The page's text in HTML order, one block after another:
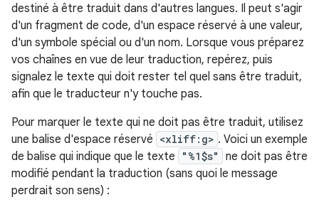
destiné à être traduit dans d'autres langues. Il peut s'agir
d'un fragment de code, d'un espace réservé à une valeur,
d'un symbole spécial ou d'un nom. Lorsque vous préparez
vos chaînes en vue de leur traduction, repérez, puis
signalez le texte qui doit rester tel quel sans être traduit,
afin que le traducteur n'y touche pas.
Pour marquer le texte qui ne doit pas être traduit, utilisez
une balise d'espace réservé <xliff:g> . Voici un exemple
de balise qui indique que le texte
"%1$s"
ne doit pas être
modifié pendant la traduction (sans quoi le message
perdrait son sens) :